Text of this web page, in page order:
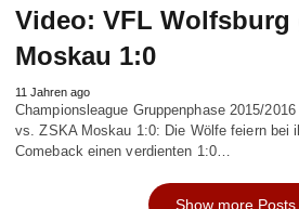
Video: VFL Wolfsburg
Moskau 1:0
11 Jahren ago
Championsleague Gruppenphase 2015/
vs. ZSKA Moskau 1:0: Die Wölfe feiern bei
Comeback einen verdienten 1:0…
Show more Posts